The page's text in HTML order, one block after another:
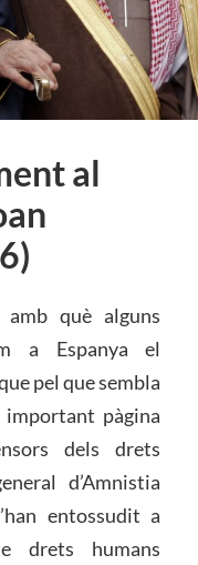
al
amb què alguns
a Espanya el
pel que sembla
pàgina
dels drets
d’Amnistia
entossudit a
drets humans